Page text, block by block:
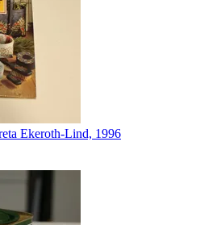
Ekeroth-Lind, 1996